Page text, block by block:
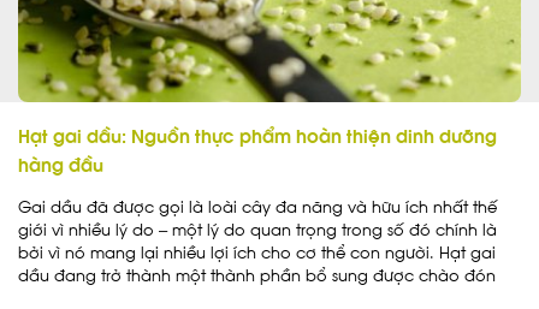
Hạt gai dầu: Nguồn thực phẩm hoàn thiện dinh dưỡng
hàng đầu
Gai dầu đã được gọi là loài cây đa năng và hữu ích nhất thế
giới vì nhiều lý do – một lý do quan trọng trong số đó chính là
bởi vì nó mang lại nhiều lợi ích cho cơ thể con người. Hạt gai
dầu đang trở thành một thành phần bổ sung được chào đón